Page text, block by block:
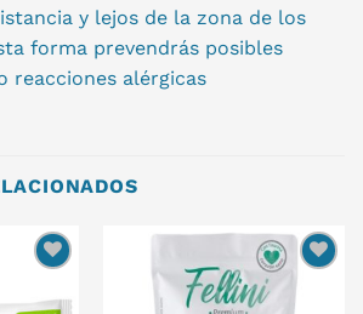
y lejos de la zona de los
forma prevendrás posibles
reacciones alérgicas